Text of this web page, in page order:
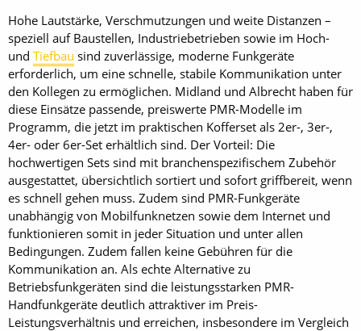
Hohe Lautstärke, Verschmutzungen und weite Distanzen –
speziell auf Baustellen, Industriebetrieben sowie im Hoch-
und Tiefbau sind zuverlässige, moderne Funkgeräte
erforderlich, um eine schnelle, stabile Kommunikation unter
den Kollegen zu ermöglichen. Midland und Albrecht haben für
diese Einsätze passende, preiswerte PMR-Modelle im
Programm, die jetzt im praktischen Kofferset als 2er-, 3er-,
4er- oder 6er-Set erhältlich sind. Der Vorteil: Die
hochwertigen Sets sind mit branchenspezifischem Zubehör
ausgestattet, übersichtlich sortiert und sofort griffbereit, wenn
es schnell gehen muss. Zudem sind PMR-Funkgeräte
unabhängig von Mobilfunknetzen sowie dem Internet und
funktionieren somit in jeder Situation und unter allen
Bedingungen. Zudem fallen keine Gebühren für die
Kommunikation an. Als echte Alternative zu
Betriebsfunkgeräten sind die leistungsstarken PMR-
Handfunkgeräte deutlich attraktiver im Preis-
Leistungsverhältnis und erreichen, insbesondere im Vergleich